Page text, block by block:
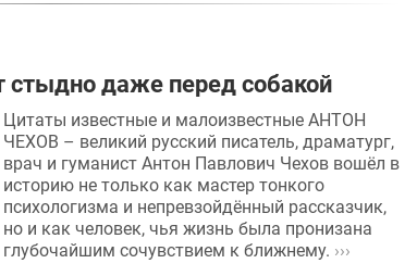
даже перед собакой
Цитаты известные и малоизвестные АНТОН
ЧЕХОВ – великий русский писатель, драматург,
врач и гуманист Антон Павлович Чехов вошёл в
историю не только как мастер тонкого
психологизма и непревзойдённый рассказчик,
но и как человек, чья жизнь была пронизана
глубочайшим сочувствием к ближнему. ›››